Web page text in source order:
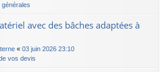
générales
avec des bâches adaptées à
« 03 juin 2026 23:10
vos devis